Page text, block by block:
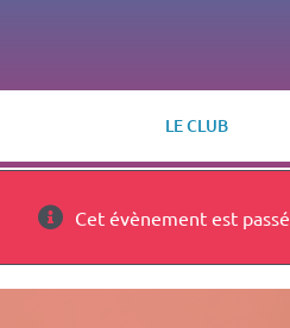
LE CLUB
Cet évènement est passé